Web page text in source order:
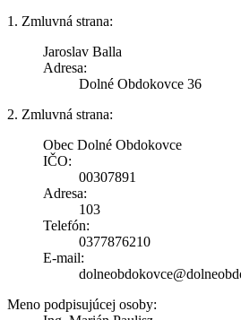
1. Zmluvná strana:
Jaroslav Balla
Adresa:
Dolné Obdokovce 36
2. Zmluvná strana:
Obec Dolné Obdokovce
IČO:
00307891
Adresa:
103
Telefón:
0377876210
E-mail:
Meno podpisujúcej osoby: